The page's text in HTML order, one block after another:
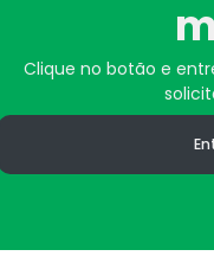
Clique no botão e